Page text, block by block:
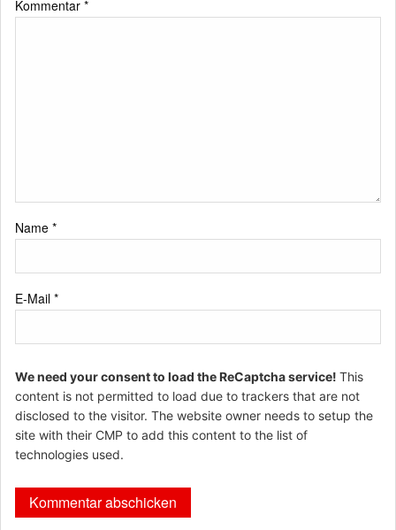
Kommentar *
Name *
E-Mail *
We need your consent to load the ReCaptcha service! This
content is not permitted to load due to trackers that are not
disclosed to the visitor. The website owner needs to setup the
site with their CMP to add this content to the list of
technologies used.